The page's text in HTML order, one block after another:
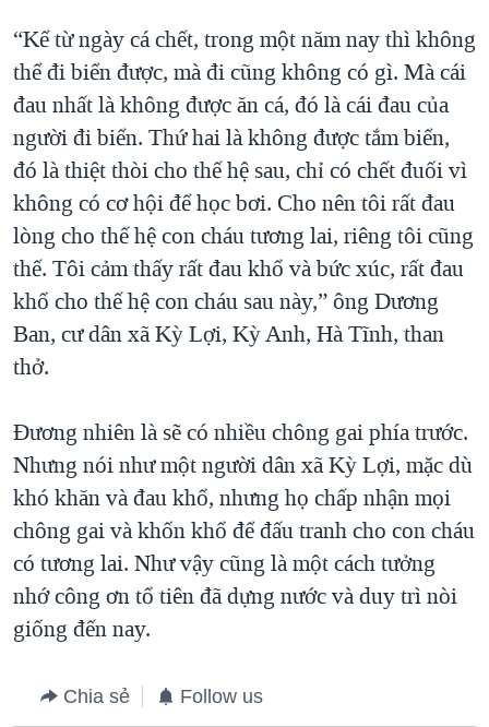
“Kể từ ngày cá chết, trong một năm nay thì không
thể đi biển được, mà đi cũng không có gì. Mà cái
đau nhất là không được ăn cá, đó là cái đau của
người đi biển. Thứ hai là không được tắm biển,
đó là thiệt thòi cho thế hệ sau, chỉ có chết đuối vì
không có cơ hội để học bơi. Cho nên tôi rất đau
lòng cho thế hệ con cháu tương lai, riêng tôi cũng
thế. Tôi cảm thấy rất đau khổ và bức xúc, rất đau
khổ cho thế hệ con cháu sau này,” ông Dương
Ban, cư dân xã Kỳ Lợi, Kỳ Anh, Hà Tĩnh, than
thở.
Đương nhiên là sẽ có nhiều chông gai phía trước.
Nhưng nói như một người dân xã Kỳ Lợi, mặc dù
khó khăn và đau khổ, nhưng họ chấp nhận mọi
chông gai và khốn khổ để đấu tranh cho con cháu
có tương lai. Như vậy cũng là một cách tưởng
nhớ công ơn tổ tiên đã dựng nước và duy trì nòi
giống đến nay.
Chia sẻ Follow us